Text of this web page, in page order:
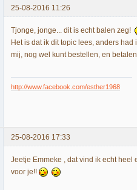
25-08-2016 11:26
Tjonge, jonge... dit is echt balen zeg!
Het is dat ik dit topic lees, anders
mij, nog wel kunt bestellen, en
http://www.facebook.com/esther1968
25-08-2016 17:33
Jeetje Emmeke , dat vind ik echt
voor je!!